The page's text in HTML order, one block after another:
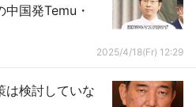
国発Temu・
2025/4/18(Fr) 12:29
は検討していな